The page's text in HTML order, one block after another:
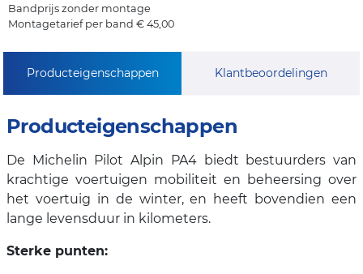
Bandprijs zonder montage
Montagetarief per band € 45,00
Producteigenschappen Klantbeoordelingen
Producteigenschappen
De Michelin Pilot Alpin PA4 biedt bestuurders van
krachtige voertuigen mobiliteit en beheersing over
het voertuig in de winter, en heeft bovendien een
lange levensduur in kilometers.
Sterke punten: